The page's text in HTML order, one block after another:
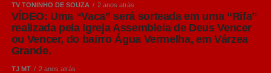
vazio sanitário entre os lotes, permitindo a limpeza,
desinfecção e quebra do ciclo de transmissão de agentes
causadores de doenças.
“Nem sempre é possível construir novas instalações
TV TONINHO DE SOUZA 2 anos atrás
VÍDEO: Uma “Vaca” será sorteada em uma “Rifa”
realizada pela Igreja Assembleia de Deus Vencer
ou Vencer, do bairro Água Vermelha, em Várzea
Grande.
TJ MT 2 anos atrás